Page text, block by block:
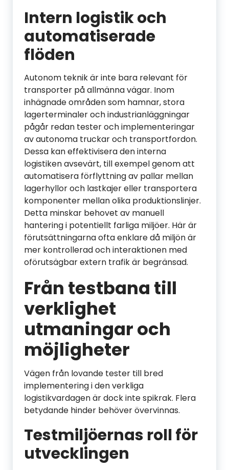
Intern logistik och
automatiserade
flöden
Autonom teknik är inte bara relevant för
transporter på allmänna vägar. Inom
inhägnade områden som hamnar, stora
lagerterminaler och industrianläggningar
pågår redan tester och implementeringar
av autonoma truckar och transportfordon.
Dessa kan effektivisera den interna
logistiken avsevärt, till exempel genom att
automatisera förflyttning av pallar mellan
lagerhyllor och lastkajer eller transportera
komponenter mellan olika produktionslinjer.
Detta minskar behovet av manuell
hantering i potentiellt farliga miljöer. Här är
förutsättningarna ofta enklare då miljön är
mer kontrollerad och interaktionen med
oförutsägbar extern trafik är begränsad.
Från testbana till
verklighet
utmaningar och
möjligheter
Vägen från lovande tester till bred
implementering i den verkliga
logistikvardagen är dock inte spikrak. Flera
betydande hinder behöver övervinnas.
Testmiljöernas roll för
utvecklingen